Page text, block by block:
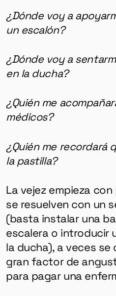
¿Dónde voy a
un escalón?
¿Dónde voy a
en la ducha?
¿Quién me
médicos?
¿Quién me recordará
la pastilla?
La vejez empieza
se resuelven con un
(basta instalar una
escalera o introducir
la ducha), a veces
gran factor de
para pagar una